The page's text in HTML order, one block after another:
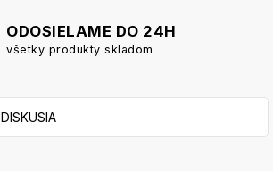
ODOSIELAME DO 24H
všetky produkty skladom
DISKUSIA